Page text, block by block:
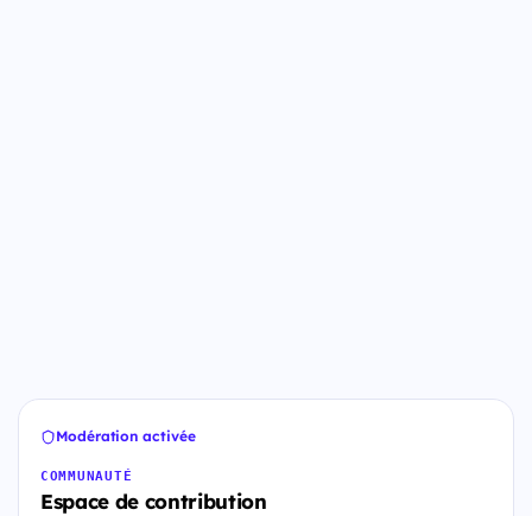
Modération activée
COMMUNAUTÉ
Espace de contribution